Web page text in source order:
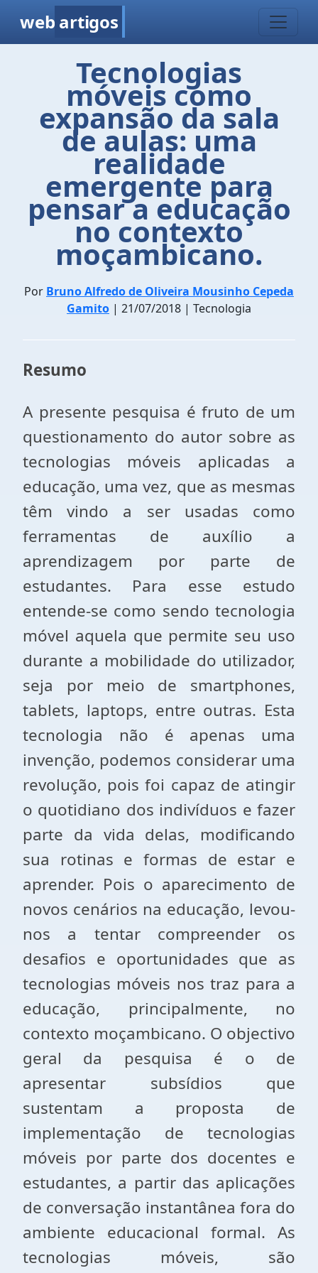
web artigos
Tecnologias
móveis como
expansão da sala
de aulas: uma
realidade
emergente para
pensar a educação
no contexto
moçambicano.
Por Bruno Alfredo de Oliveira Mousinho Cepeda
Gamito | 21/07/2018 | Tecnologia
Resumo
A presente pesquisa é fruto de um
questionamento do autor sobre as
tecnologias móveis aplicadas a
educação, uma vez, que as mesmas
têm vindo a ser usadas como
ferramentas de auxílio a
aprendizagem por parte de
estudantes. Para esse estudo
entende-se como sendo tecnologia
móvel aquela que permite seu uso
durante a mobilidade do utilizador,
seja por meio de smartphones,
tablets, laptops, entre outras. Esta
tecnologia não é apenas uma
invenção, podemos considerar uma
revolução, pois foi capaz de atingir
o quotidiano dos indivíduos e fazer
parte da vida delas, modificando
sua rotinas e formas de estar e
aprender. Pois o aparecimento de
novos cenários na educação, levou-
nos a tentar compreender os
desafios e oportunidades que as
tecnologias móveis nos traz para a
educação, principalmente, no
contexto moçambicano. O objectivo
geral da pesquisa é o de
apresentar subsídios que
sustentam a proposta de
implementação de tecnologias
móveis por parte dos docentes e
estudantes, a partir das aplicações
de conversação instantânea fora do
ambiente educacional formal. As
tecnologias móveis, são